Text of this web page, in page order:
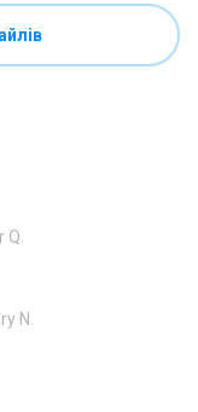
Q.
N.